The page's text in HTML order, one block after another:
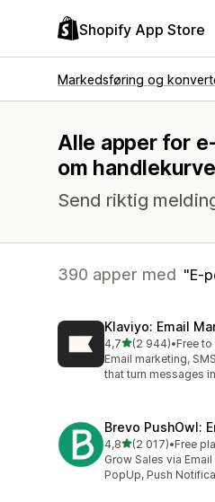
Shopify App Store
Markedsføring og
Alle apper for
om
Send riktig
390 apper med E-
Klaviyo: Email
4,7av 5 stjerner
(2 944)
Totalt 2944 omtaler
•Free
Email marketing,
that turn messages
Brevo PushOwl:
4,8av 5 stjerner
(2 017)
Totalt 2017 omtaler
•Free
Grow Sales via
PopUp, Push